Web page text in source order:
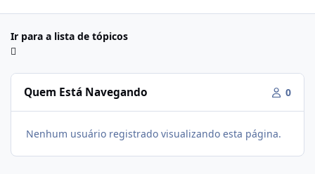
Ir para a lista de tópicos
Quem Está Navegando 0
Nenhum usuário registrado visualizando esta página.